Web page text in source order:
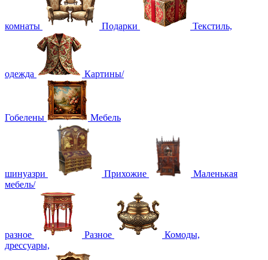
комнаты Подарки Текстиль,
одежда Картины/
Гобелены Мебель
шинуазри Прихожие
Маленькая
мебель/
разное Разное
Комоды,
дрессуары,